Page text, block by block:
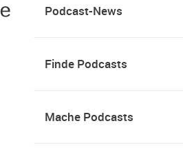
Podcast-News
Finde Podcasts
Mache Podcasts